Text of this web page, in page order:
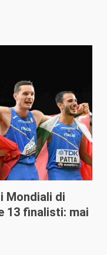
Mondiali di
13 finalisti: mai